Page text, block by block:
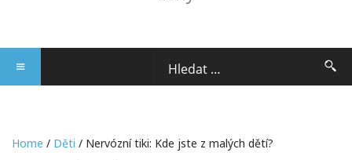
Home / Děti / Nervózní tiki: Kde jste z malých dětí?